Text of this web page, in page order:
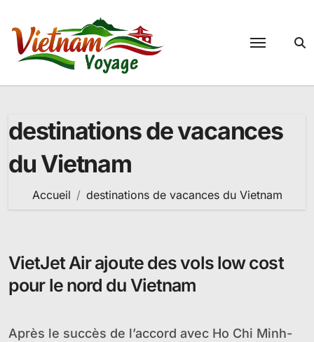
contenu
destinations de vacances
du Vietnam
Accueil destinations de vacances du Vietnam
VietJet Air ajoute des vols low cost
pour le nord du Vietnam
Après le succès de l’accord avec Ho Chi Minh-